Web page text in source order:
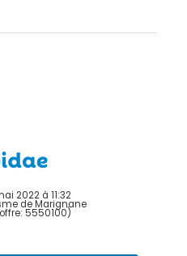
2022 à 11:32
de Marignane
5550100)